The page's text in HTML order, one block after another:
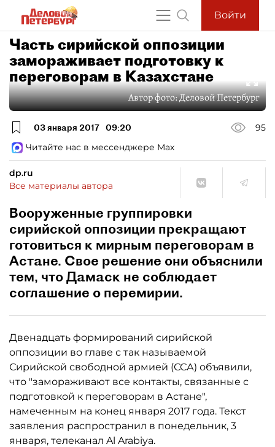
Войти
Часть сирийской оппозиции
замораживает подготовку к
переговорам в Казахстане
Автор фото:Деловой Петербург
03 января 2017 09:20
95
Читайте нас в мессенджере Max
dp.ru
Все материалы автора
Вооруженные группировки
сирийской оппозиции прекращают
готовиться к мирным переговорам в
Астане. Свое решение они объяснили
тем, что Дамаск не соблюдает
соглашение о перемирии.
Двенадцать формирований сирийской
оппозиции во главе с так называемой
Сирийской свободной армией (ССА) объявили,
что "замораживают все контакты, связанные с
подготовкой к переговорам в Астане",
намеченным на конец января 2017 года. Текст
заявления распространил в понедельник, 3
января, телеканал Al Arabiya.